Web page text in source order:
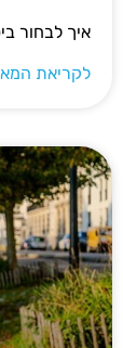
איך לבחור
לקריאת